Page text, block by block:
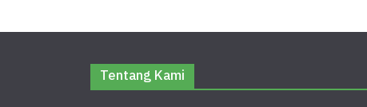
Tentang Kami